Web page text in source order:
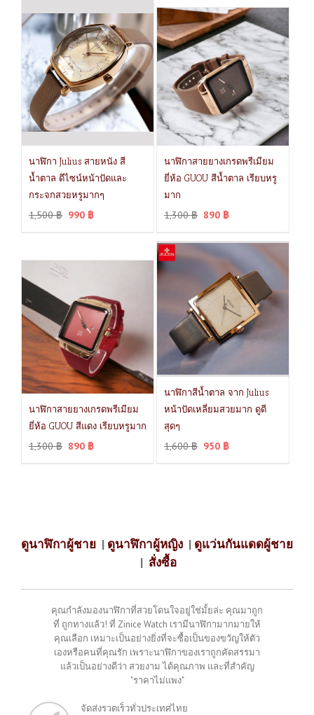
นาฬิกา Julius สายหนัง สี
น้ำตาล ดีไซน์หน้าปัดและ
กระจกสวยหรูมากๆ
1,500฿ 990 ฿
นาฬิกาสายยางเกรดพรีเมียม
ยี่ห้อ GUOU สีน้ำตาล เรียบหรู
มาก
1,300฿ 890 ฿
นาฬิกาสายยางเกรดพรีเมียม
ยี่ห้อ GUOU สีแดง เรียบหรูมาก
1,300฿ 890 ฿
นาฬิกาสีน้ำตาล จาก Julius
หน้าปัดเหลี่ยมสวยมาก ดูดี
สุดๆ
1,600฿ 950 ฿
ดูนาฬิกาผู้ชาย | ดูนาฬิกาผู้หญิง | ดูแว่นกันแดดผู้ชาย
| สั่งซื้อ
คุณกำลังมองนาฬิกาที่สวยโดนใจอยู่ใช่มั้ยล่ะ คุณมาถูก
ที่ ถูกทางแล้ว! ที่ Zinice Watch เรามีนาฬิกามากมายให้
คุณเลือก เหมาะเป็นอย่างยิ่งที่จะซื้อเป็นของขวัญให้ตัว
เองหรือคนที่คุณรัก เพราะนาฬิกาของเราถูกคัดสรรมา
แล้วเป็นอย่างดีว่า สวยงาม ได้คุณภาพ และที่สำคัญ
"ราคาไม่แพง"
จัดส่งรวดเร็วทั่วประเทศไทย